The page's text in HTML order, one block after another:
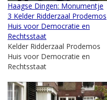
Haagse Dingen: Monumentje
3 Kelder Ridderzaal Prodemos
Huis voor Democratie en
Rechtsstaat
Kelder Ridderzaal Prodemos
Huis voor Democratie en
Rechtsstaat